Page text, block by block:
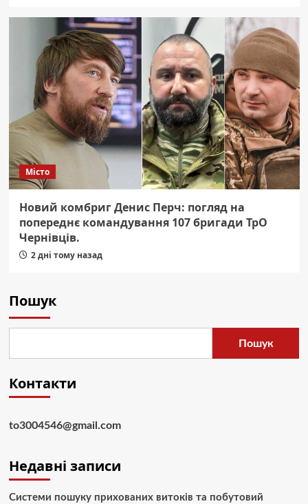
Місто
Новий комбриг Денис Перч: погляд на
попереднє командування 107 бригади ТрО
Чернівців.
2 дні тому назад
Пошук
Пошук
Контакти
to3004546@gmail.com
Недавні записи
Системи пошуку прихованих витоків та побутовий